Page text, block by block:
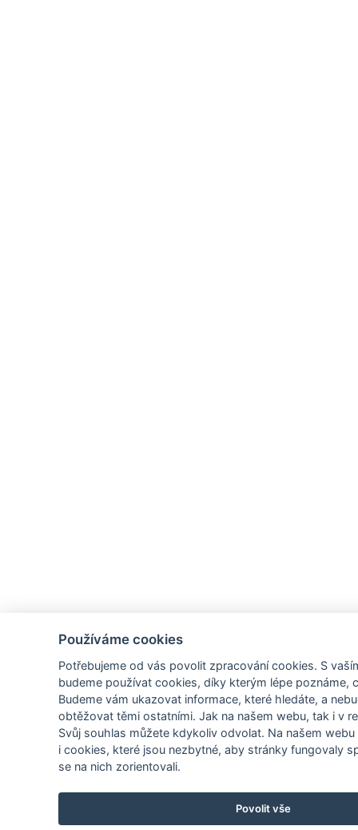
Používáme cookies
Potřebujeme od vás povolit zpracování cookies. S
budeme používat cookies, díky kterým lépe poznáme,
Budeme vám ukazovat informace, které hledáte, a
obtěžovat těmi ostatními. Jak na našem webu, tak i v
Svůj souhlas můžete kdykoliv odvolat. Na našem webu
i cookies, které jsou nezbytné, aby stránky fungovaly
se na nich zorientovali.
Povolit vše